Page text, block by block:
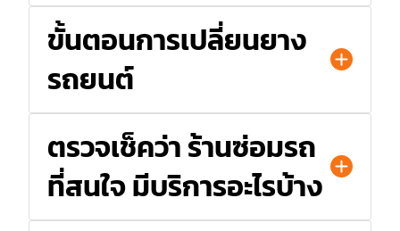
ขั้นตอนการเปลี่ยนยาง
รถยนต์
ตรวจเช็คว่า ร้านซ่อมรถ
ที่สนใจ มีบริการอะไรบ้าง